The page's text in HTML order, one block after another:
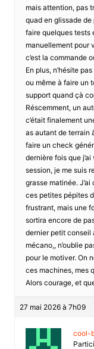
mais attention, pas
quad en glissade
faire quelques tests
manuellement pour
c’est la commande
En plus, n’hésite
ou même à faire un
support quand çà
Réscemment, un
c’était finalement
as autant de terrain
faire un check
dernière fois que
session, je me suis
grasse matinée.
ces petites pépites
frustrant, mais une
sortira encore de
dernier petit conseil
mécano,, n’oublie
pour le motiver. On
ces machines, mes
Alors courage, et
27 mai 2026 à 7h09
cool-